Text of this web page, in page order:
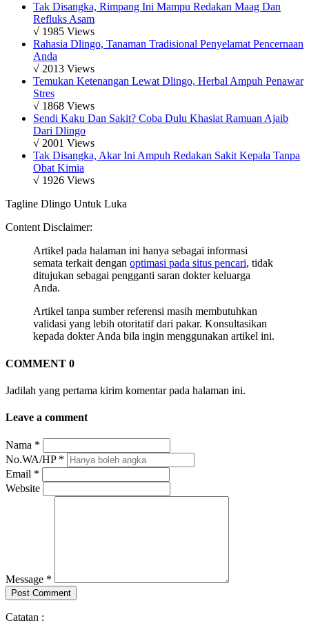
Tak Disangka, Rimpang Ini Mampu Redakan Maag Dan
Refluks Asam
√ 1985 Views
Rahasia Dlingo, Tanaman Tradisional Penyelamat Pencernaan
Anda
√ 2013 Views
Temukan Ketenangan Lewat Dlingo, Herbal Ampuh Penawar
Stres
√ 1868 Views
Sendi Kaku Dan Sakit? Coba Dulu Khasiat Ramuan Ajaib
Dari Dlingo
√ 2001 Views
Tak Disangka, Akar Ini Ampuh Redakan Sakit Kepala Tanpa
Obat Kimia
√ 1926 Views
Tagline Dlingo Untuk Luka
Content Disclaimer:
Artikel pada halaman ini hanya sebagai informasi
semata terkait dengan optimasi pada situs pencari, tidak
ditujukan sebagai pengganti saran dokter keluarga
Anda.
Artikel tanpa sumber referensi masih membutuhkan
validasi yang lebih otoritatif dari pakar. Konsultasikan
kepada dokter Anda bila ingin menggunakan artikel ini.
COMMENT 0
Jadilah yang pertama kirim komentar pada halaman ini.
Leave a comment
Nama *
No.WA/HP *
Email *
Website
Message *
Catatan :